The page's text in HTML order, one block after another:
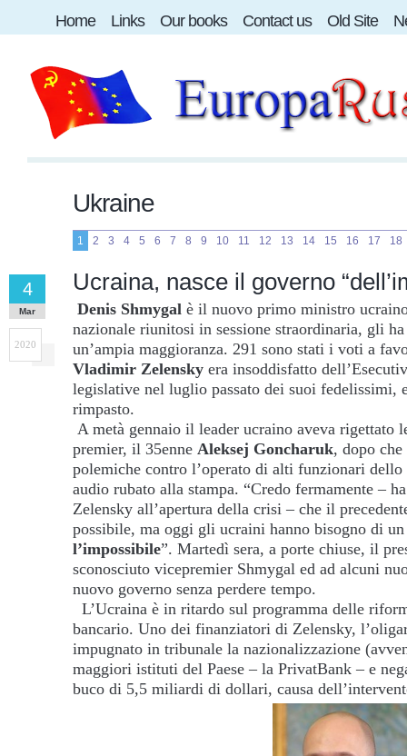
Home Links Our books Contact us Old Site
Ukraine
1 2 3 4 5 6 7 8 9 10 11 12 13 14 15 16 17 18
Ucraina, nasce il governo
4
Mar
2020
Denis Shmygal è il nuovo primo ministro
nazionale riunitosi in sessione straordinaria, gli
un’ampia maggioranza. 291 sono stati i voti a
Vladimir Zelensky era insoddisfatto
legislative nel luglio passato dei suoi fedelissimi,
rimpasto.
A metà gennaio il leader ucraino aveva rigettato
premier, il 35enne Aleksej Goncharuk, dopo
polemiche contro l’operato di alti funzionari dello
audio rubato alla stampa. “Credo fermamente –
Zelensky all’apertura della crisi – che il
possibile, ma oggi gli ucraini hanno bisogno di
l’impossibile”. Martedì sera, a porte chiuse, il
sconosciuto vicepremier Shmygal ed ad alcuni
nuovo governo senza perdere tempo.
L’Ucraina è in ritardo sul programma delle
bancario. Uno dei finanziatori di Zelensky,
impugnato in tribunale la nazionalizzazione
maggiori istituti del Paese – la PrivatBank – e
buco di 5,5 miliardi di dollari, causa